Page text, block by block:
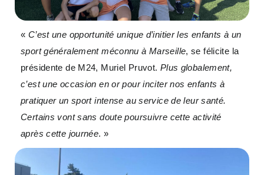
« C’est une opportunité unique d’initier les enfants à un
sport généralement méconnu à Marseille, se félicite la
présidente de M24, Muriel Pruvot. Plus globalement,
c’est une occasion en or pour inciter nos enfants à
pratiquer un sport intense au service de leur santé.
Certains vont sans doute poursuivre cette activité
après cette journée. »